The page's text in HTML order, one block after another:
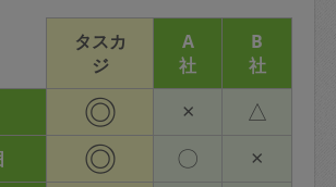
タスカ
ジ
A
社
B
社
◎ × △
◎ 〇 ×